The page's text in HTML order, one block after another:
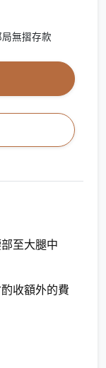
無摺存款
至大腿中
收額外的費